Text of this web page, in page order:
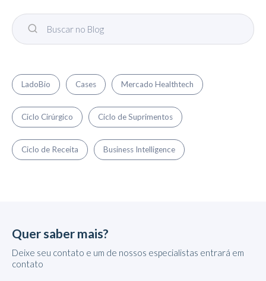
LadoBio Cases Mercado Healthtech
Ciclo Cirúrgico Ciclo de Suprimentos
Ciclo de Receita Business Intelligence
Quer saber mais?
Deixe seu contato e um de nossos especialistas entrará em
contato